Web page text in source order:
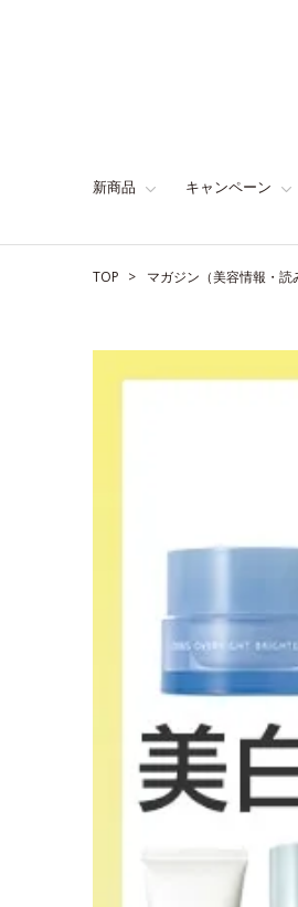
新商品 キャンペーン
TOP マガジン（美容情報・読